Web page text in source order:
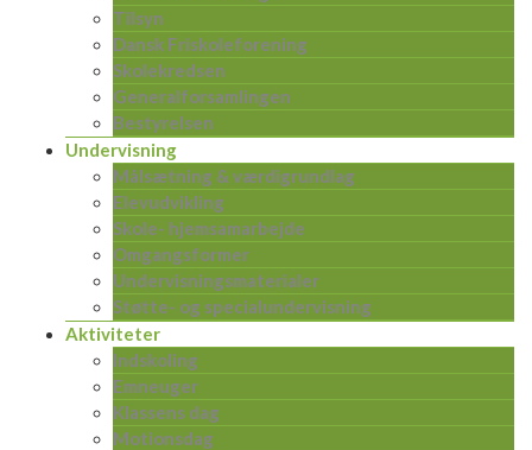
Tilsyn
Dansk Friskoleforening
Skolekredsen
Generalforsamlingen
Bestyrelsen
Undervisning
Målsætning & værdigrundlag
Elevudvikling
Skole- hjemsamarbejde
Omgangsformer
Undervisningsmaterialer
Støtte- og specialundervisning
Aktiviteter
Indskoling
Emneuger
Klassens dag
Motionsdag